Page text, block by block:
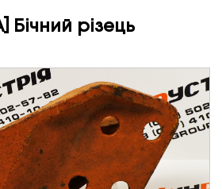
Бічний різець